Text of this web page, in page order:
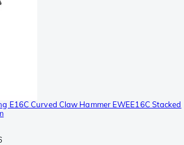
E16C Curved Claw Hammer EWEE16C Stacked